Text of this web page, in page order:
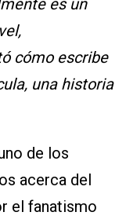
es un
cómo escribe
una historia
de los
acerca del
el fanatismo